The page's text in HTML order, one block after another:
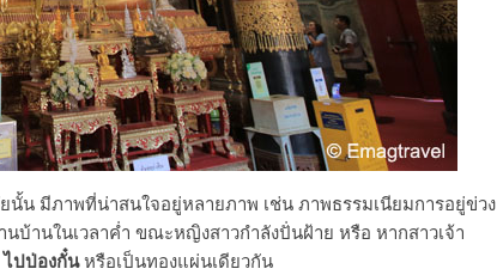
น มีภาพที่น่าสนใจอยู่หลายภาพ เช่น ภาพธรรมเนียมการอยู่ข่วง
านในเวลาค่ำ ขณะหญิงสาวกำลังปั่นฝ้าย หรือ หากสาวเจ้า
ไปป่องกั๋นหรือเป็นทองแผ่นเดียวกัน